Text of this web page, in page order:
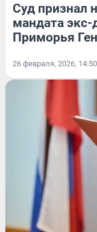
Суд признал
мандата экс-
Приморья
26 февраля, 2026, 14:50